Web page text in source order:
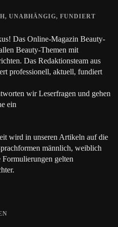
UNABHÄNGIG, FUNDIERT
Das Online-Magazin Beauty-
Beauty-Themen mit
Das Redaktionsteam aus
professionell, aktuell, fundiert
wir Leserfragen und gehen
ein
wird in unseren Artikeln auf die
männlich, weiblich
gelten